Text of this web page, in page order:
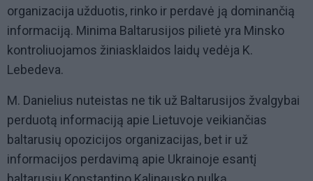
organizacija užduotis, rinko ir perdavė ją dominančią
informaciją. Minima Baltarusijos pilietė yra Minsko
kontroliuojamos žiniasklaidos laidų vedėja K.
Lebedeva.
M. Danielius nuteistas ne tik už Baltarusijos žvalgybai
perduotą informaciją apie Lietuvoje veikiančias
baltarusių opozicijos organizacijas, bet ir už
informacijos perdavimą apie Ukrainoje esantį